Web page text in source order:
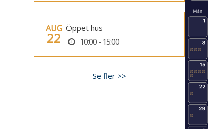
AUG
22
Öppet hus
10:00 - 15:00
Se fler >>